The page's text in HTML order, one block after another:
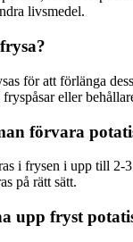
livsmedel.
för att förlänga
eller
förvara
i frysen i upp till 2-
på rätt sätt.
upp fryst